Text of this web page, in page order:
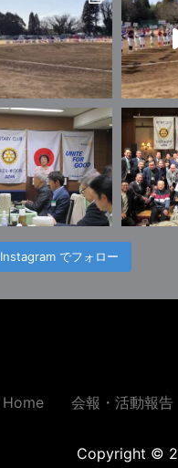
Instagram でフォロー
Home 会報・活動報告
Copyright ©